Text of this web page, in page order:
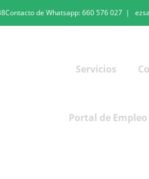
Contacto de Whatsapp:660 576 027 |
Servicios
Portal de Empleo